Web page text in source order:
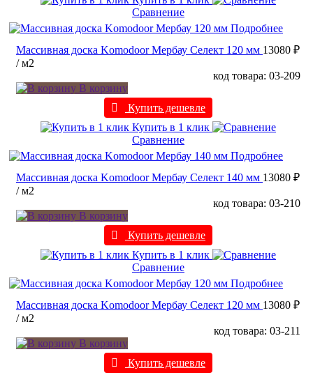
Сравнение
Подробнее
Массивная доска Komodoor Мербау Селект 120 мм 13080 ₽
/ м2
код товара: 03-209
В корзину
Купить дешевле
Купить в 1 клик
Сравнение
Подробнее
Массивная доска Komodoor Мербау Селект 140 мм 13080 ₽
/ м2
код товара: 03-210
В корзину
Купить дешевле
Купить в 1 клик
Сравнение
Подробнее
Массивная доска Komodoor Мербау Селект 120 мм 13080 ₽
/ м2
код товара: 03-211
В корзину
Купить дешевле